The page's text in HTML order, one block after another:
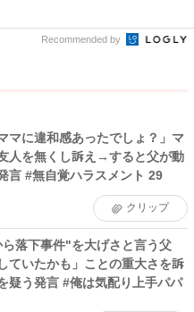
Recommended by
マに違和感あったでしょ？」マ
人を無くし訴え→すると父が動
言 #無自覚ハラスメント 29
クリップ
落下事件"を大げさと言う父
ていたかも」ことの重大さを訴
疑う発言 #俺は気配り上手パパ